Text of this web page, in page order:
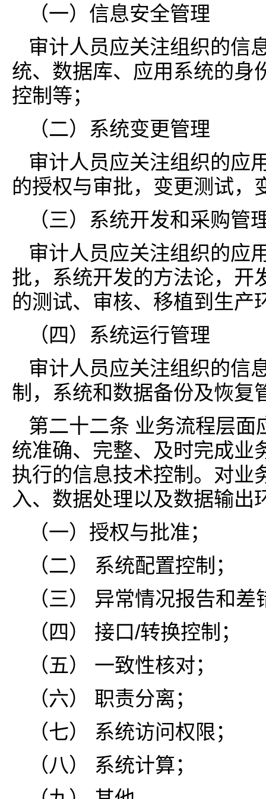
（一）信息安全管理
审计人员应关注组织的信
统、数据库、应用系统的身
控制等；
（二）系统变更管理
审计人员应关注组织的应
的授权与审批，变更测试，
（三）系统开发和采购管
审计人员应关注组织的应
批，系统开发的方法论，开
的测试、审核、移植到生产
（四）系统运行管理
审计人员应关注组织的信
制，系统和数据备份及恢复
第二十二条 业务流程层
统准确、完整、及时完成业
执行的信息技术控制。对业
入、数据处理以及数据输出
（一）授权与批准；
（二） 系统配置控制；
（三） 异常情况报告和差
（四） 接口/转换控制；
（五） 一致性核对；
（六） 职责分离；
（七） 系统访问权限；
（八） 系统计算；